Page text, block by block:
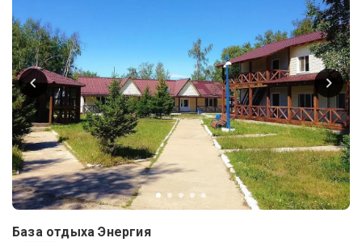
База отдыха Энергия